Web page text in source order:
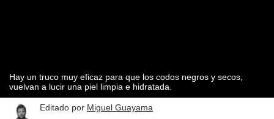
Hay un truco muy eficaz para que los codos negros y secos,
vuelvan a lucir una piel limpia e hidratada.
Editado por Miguel Guayama